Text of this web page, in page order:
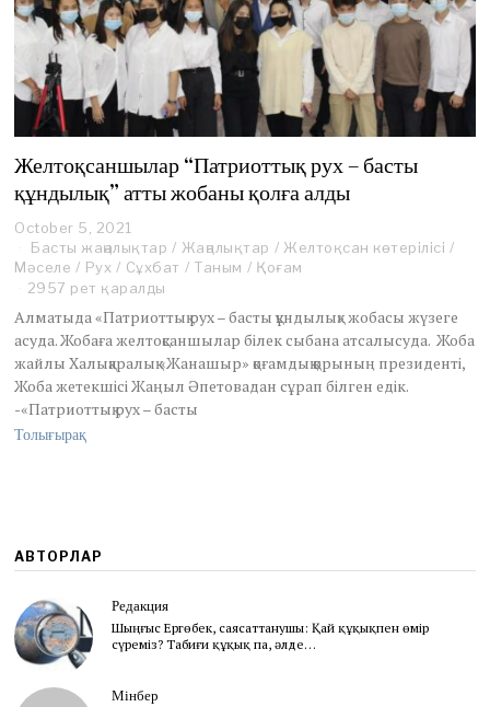
Желтоқсаншылар “Патриоттық рух – басты
құндылық” атты жобаны қолға алды
October 5, 2021
Басты жаңалықтар / Жаңалықтар / Желтоқсан көтерілісі /
Мәселе / Рух / Сұхбат / Таным / Қоғам
2957 рет қаралды
Алматыда «Патриоттық рух – басты құндылық» жобасы жүзеге
асуда. Жобаға желтоқсаншылар білек сыбана атсалысуда. Жоба
жайлы Халықаралық «Жанашыр» қоғамдық қорының президенті,
Жоба жетекшісі Жаңыл Әпетовадан сұрап білген едік.
-«Патриоттық рух – басты
Толығырақ
АВТОРЛАР
Редакция
Шыңғыс Ергөбек, cаясаттанушы: Қай құқықпен өмір
сүреміз? Табиғи құқық па, әлде…
Мінбер